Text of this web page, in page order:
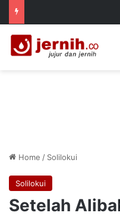
Home / Solilokui
Solilokui
Setelah